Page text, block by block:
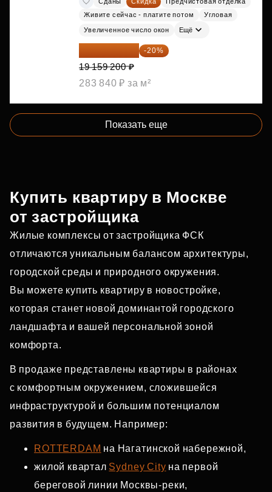
Живите сейчас - платите потом
Угловая
Увеличенное число окон Ещё
15 327 360 ₽ -20%
19 159 200 ₽
283 840 ₽ за м²
Показать еще
Купить квартиру в Москве
от застройщика
Жилые комплексы от застройщика ФСК
отличаются уникальным балансом архитектуры,
городской среды и природного окружения.
Вы можете купить квартиру в новостройке,
которая станет новой доминантой городского
ландшафта и вашей персональной зоной
комфорта.
В продаже представлены квартиры в районах
с комфортным окружением, сложившейся
инфраструктурой и большим потенциалом
развития в будущем. Например:
ROTTERDAM на Нагатинской набережной,
жилой квартал Sydney City на первой
береговой линии Москвы‑реки,